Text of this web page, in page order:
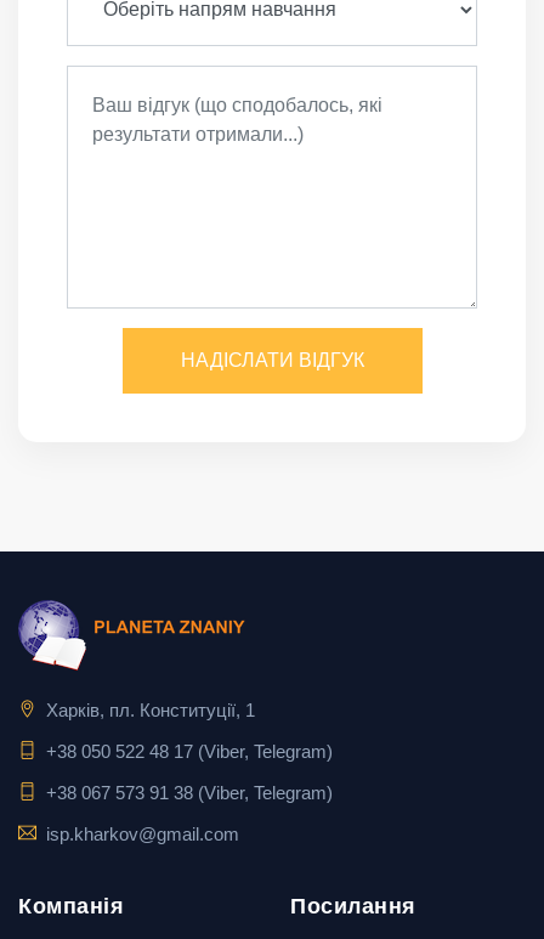
НАДІСЛАТИ ВІДГУК
Харків, пл. Конституції, 1
+38 050 522 48 17 (Viber, Telegram)
+38 067 573 91 38 (Viber, Telegram)
isp.kharkov@gmail.com
Компанія Посилання